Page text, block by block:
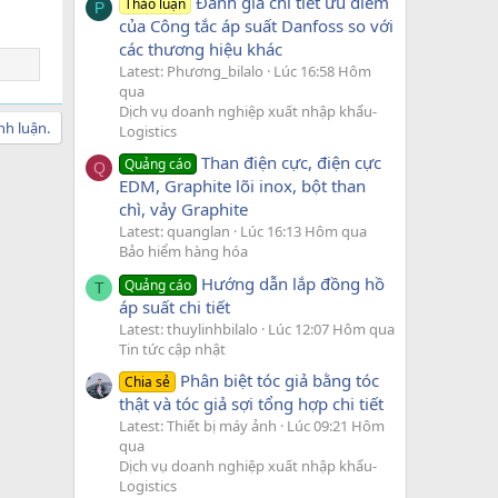
luận.
P Thảo luận
của Công tắc áp suất Danfoss so với
các thương hiệu khác
Latest: Phương_bilalo
Lúc 16:58 Hôm
qua
Dịch vụ doanh nghiệp xuất nhập khẩu-
Logistics
Q Quảng cáo Than điện cực, điện cực
EDM, Graphite lõi inox, bột than
chì, vảy Graphite
Latest: quanglan
Lúc 16:13 Hôm qua
Bảo hiểm hàng hóa
T Quảng cáo Hướng dẫn lắp đồng hồ
áp suất chi tiết
Latest: thuylinhbilalo
Lúc 12:07 Hôm qua
Tin tức cập nhật
Chia sẻ Phân biệt tóc giả bằng tóc
thật và tóc giả sợi tổng hợp chi tiết
Latest: Thiết bị máy ảnh
Lúc 09:21 Hôm
qua
Dịch vụ doanh nghiệp xuất nhập khẩu-
Logistics